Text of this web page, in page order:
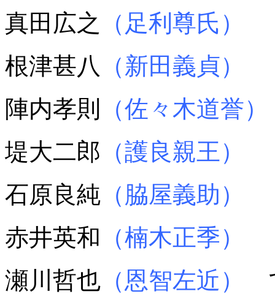
真田広之
（足利尊氏）
根津甚八
（新田義貞）
陣内孝則
（佐々木道誉）
堤大二郎 （護良親王）
石原良純 （脇屋義助）
赤井英和 （楠木正季）
瀬川哲也 （恩智左近）